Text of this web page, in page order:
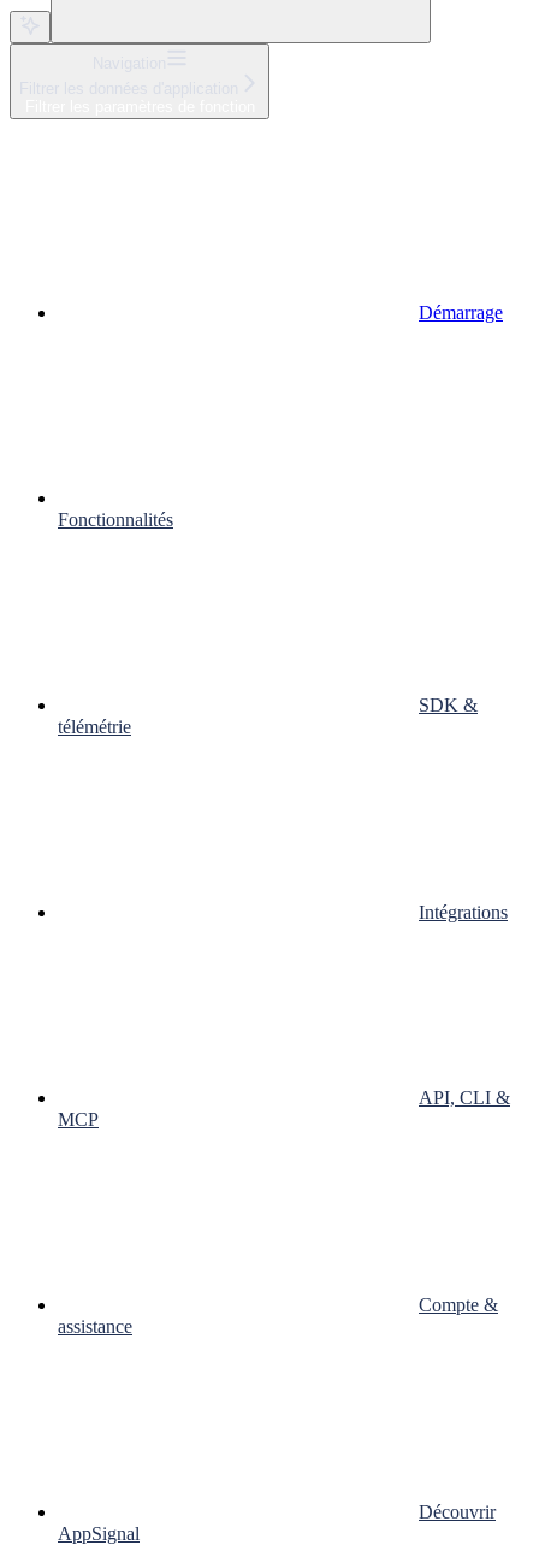
Démarrage
Fonctionnalités
SDK &
télémétrie
Intégrations
API, CLI &
MCP
Compte &
assistance
Découvrir
AppSignal